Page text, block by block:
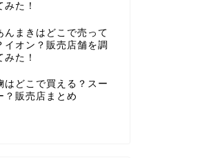
みた！
んまきはどこで売って
イオン？販売店舗を調
みた！
はどこで買える？スー
？販売店まとめ